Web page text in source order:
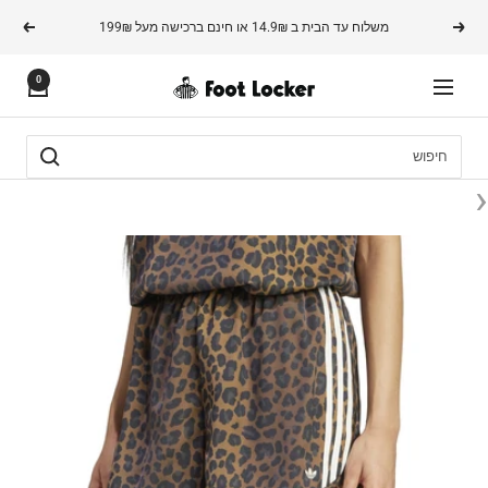
לתוכןהקודם משלוח עד הבית ב 14.9₪ או חינם ברכישה מעל 199₪ הבא
0 FOOTLOCKER ניווט
‹